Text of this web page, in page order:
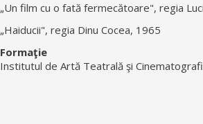
„Un film cu o fată fermecătoare", regia
„Haiducii", regia Dinu Cocea, 1965
Formaţie
Institutul de Artă Teatrală şi